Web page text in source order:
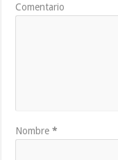
Comentario
Nombre*